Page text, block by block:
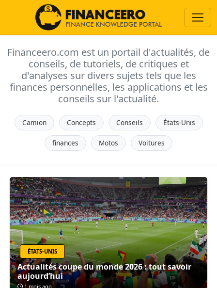
Financeero.com est un portail d'actualités, de
conseils, de tutoriels, de critiques et
d'analyses sur divers sujets tels que les
finances personnelles, les applications et les
conseils sur l'actualité.
Camion Concepts Conseils États-Unis
finances Motos Voitures
ÉTATS-UNIS
Actualités coupe du monde 2026 : tout savoir
aujourd’hui
1 mois ago